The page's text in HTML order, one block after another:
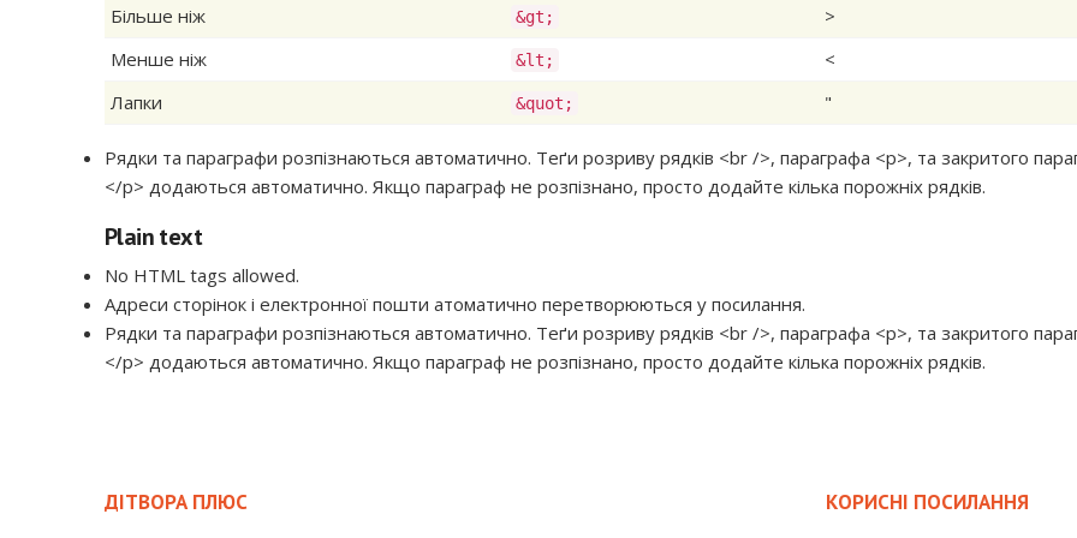
Більше ніж
&gt;
>
Менше ніж
&lt;
<
Лапки
&quot; "
Рядки та параграфи розпізнаються автоматично. Теґи розриву рядків <br />, параграфа <p>, та закритого
</p> додаються автоматично. Якщо параграф не розпізнано, просто додайте кілька порожніх рядків.
Plain text
No HTML tags allowed.
Адреси сторінок і електронної пошти атоматично перетворюються у посилання.
Рядки та параграфи розпізнаються автоматично. Теґи розриву рядків <br />, параграфа <p>, та закритого
</p> додаються автоматично. Якщо параграф не розпізнано, просто додайте кілька порожніх рядків.
ДІТВОРА ПЛЮС КОРИСНІ ПОСИЛАННЯ